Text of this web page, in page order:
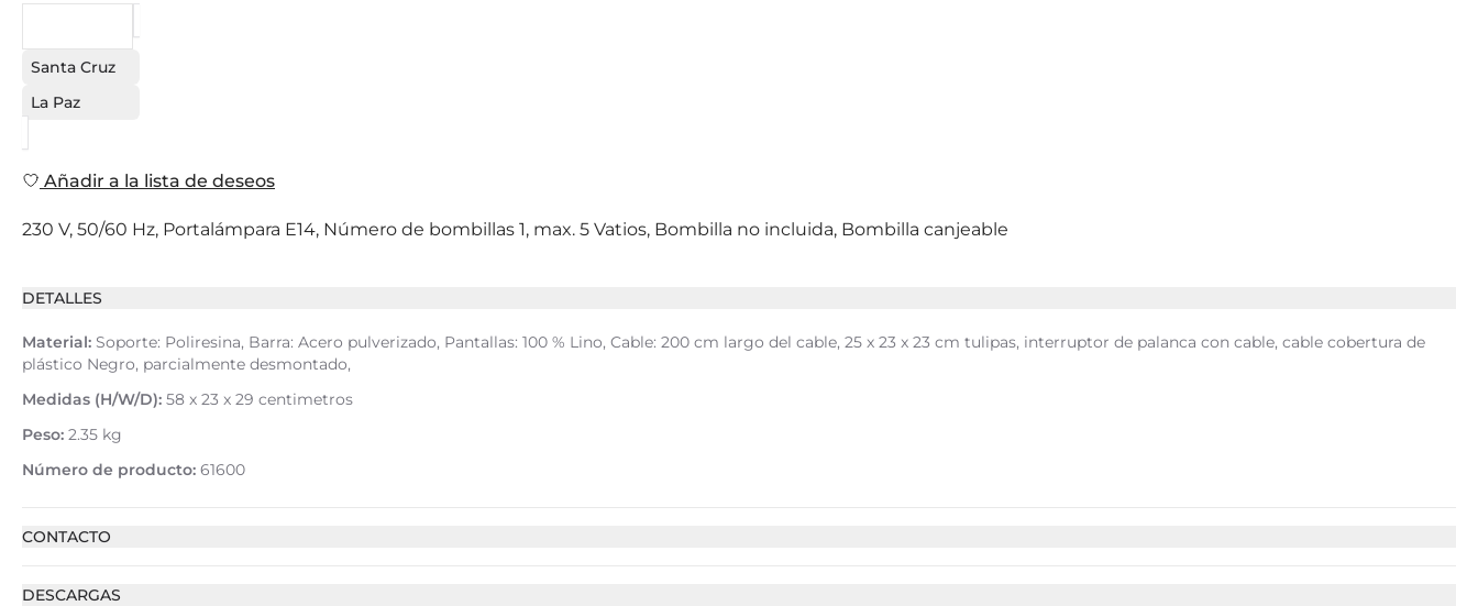
Santa Cruz
La Paz
Añadir a la lista de deseos
230 V, 50/60 Hz, Portalámpara E14, Número de bombillas 1, max. 5 Vatios, Bombilla no incluida, Bombilla canjeable
DETALLES
Material: Soporte: Poliresina, Barra: Acero pulverizado, Pantallas: 100 % Lino, Cable: 200 cm largo del cable, 25 x 23 x 23 cm tulipas, interruptor de palanca con cable, cable cobertura de
plástico Negro, parcialmente desmontado,
Medidas (H/W/D): 58 x 23 x 29 centimetros
Peso: 2.35 kg
Número de producto: 61600
CONTACTO
DESCARGAS